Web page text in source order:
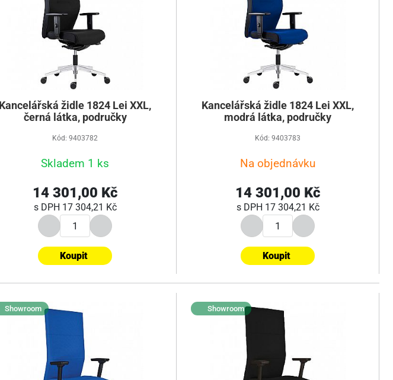
Kancelářská židle 1824 Lei XXL,
černá látka, područky
Kód: 9403782
Skladem 1 ks
14 301,00 Kč
s DPH 17 304,21 Kč
Koupit
Kancelářská židle 1824 Lei XXL,
modrá látka, područky
Kód: 9403783
Na objednávku
14 301,00 Kč
s DPH 17 304,21 Kč
Koupit
Showroom Showroom